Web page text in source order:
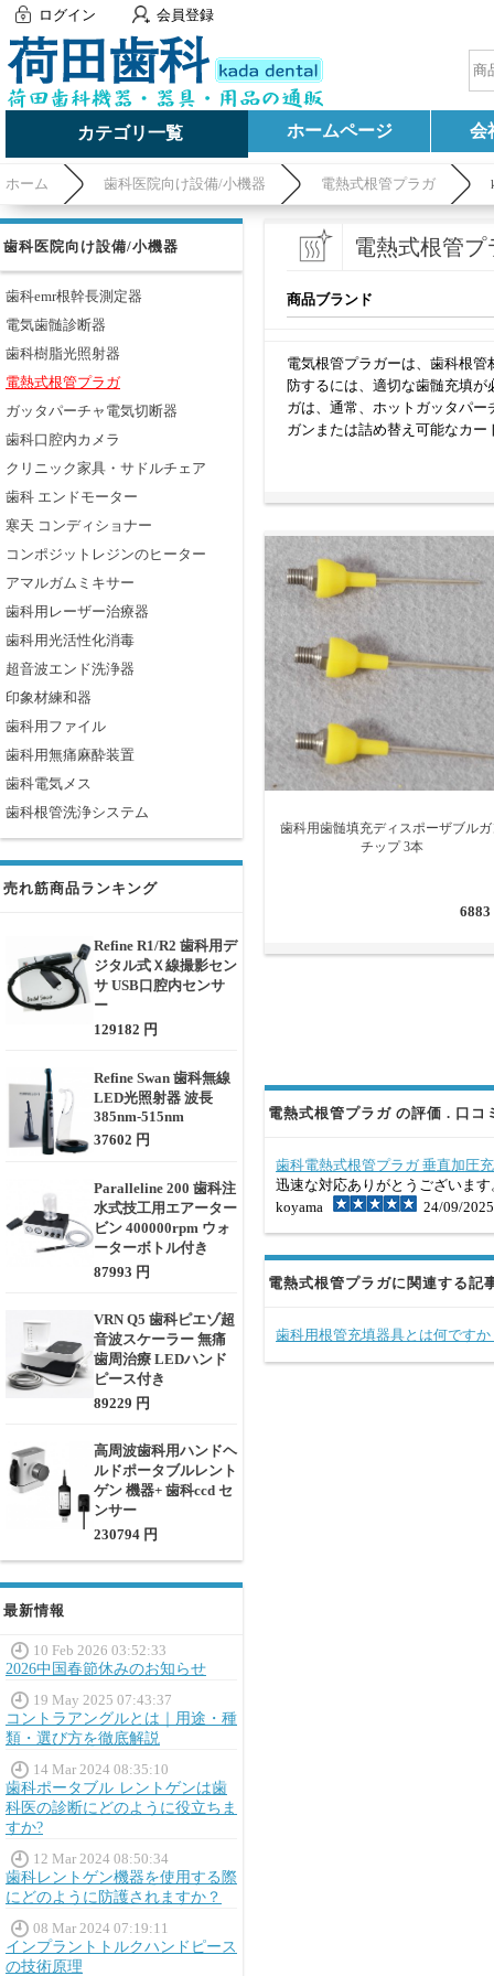
ログイン 会員登録
カテゴリ一覧 ホームページ 会
ホーム 歯科医院向け設備/小機器 電熱式根管プラガ
歯科医院向け設備/小機器
歯科emr根幹長測定器
電気歯髄診断器
歯科樹脂光照射器
電熱式根管プラガ
ガッタパーチャ電気切断器
歯科口腔内カメラ
クリニック家具・サドルチェア
歯科 エンドモーター
寒天 コンディショナー
コンポジットレジンのヒーター
アマルガムミキサー
歯科用レーザー治療器
歯科用光活性化消毒
超音波エンド洗浄器
印象材練和器
歯科用ファイル
歯科用無痛麻酔装置
歯科電気メス
歯科根管洗浄システム
売れ筋商品ランキング
Refine R1/R2 歯科用デ
ジタル式Ｘ線撮影セン
サ USB口腔内センサ
ー
129182 円
Refine Swan 歯科無線
LED光照射器 波長
385nm-515nm
37602 円
Paralleline 200 歯科注
水式技工用エアーター
ビン 400000rpm ウォ
ーターボトル付き
87993 円
VRN Q5 歯科ピエゾ超
音波スケーラー 無痛
歯周治療 LEDハンド
ピース付き
89229 円
高周波歯科用ハンドヘ
ルドポータブルレント
ゲン 機器+ 歯科ccd セ
ンサー
230794 円
最新情報
10 Feb 2026 03:52:33
2026中国春節休みのお知らせ
19 May 2025 07:43:37
コントラアングルとは｜用途・種
類・選び方を徹底解説
14 Mar 2024 08:35:10
歯科ポータブル レントゲンは歯
科医の診断にどのように役立ちま
すか?
12 Mar 2024 08:50:34
歯科レントゲン機器を使用する際
にどのように防護されますか？
08 Mar 2024 07:19:11
インプラントトルクハンドピース
の技術原理
電熱式根管プ
商品ブランド
電気根管プラガーは、歯科根
防するには、適切な歯髄充填
ガは、通常、ホットガッタパ
ガンまたは詰め替え可能なカ
歯科用歯髄填充ディスポーザブルガ
チップ 3本
6883
電熱式根管プラガ の評価 . 口コ
歯科電熱式根管プラガ 垂直加圧
迅速な対応ありがとうございま
koyama
24/09/2025
電熱式根管プラガに関連する記
歯科用根管充填器具とは何ですか